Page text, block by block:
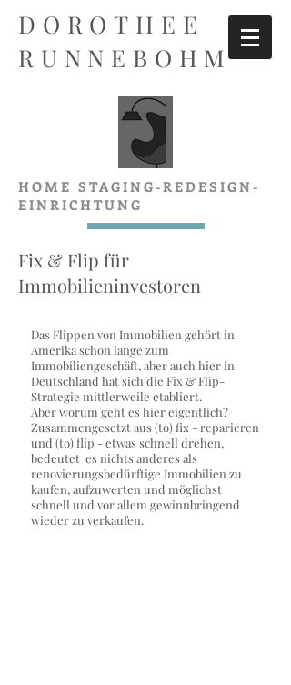
DOROTHEE
RUNNEBOHM
HOME STAGING-REDESIGN-
EINRICHTUNG
Fix & Flip für
Immobilieninvestoren
Das Flippen von Immobilien gehört in
Amerika schon lange zum
Immobiliengeschäft, aber auch hier in
Deutschland hat sich die Fix & Flip-
Strategie mittlerweile etabliert.
Aber worum geht es hier eigentlich?
Zusammengesetzt aus (to) fix - reparieren
und (to) flip - etwas schnell drehen,
bedeutet es nichts anderes als
renovierungsbedürftige Immobilien zu
kaufen, aufzuwerten und möglichst
schnell und vor allem gewinnbringend
wieder zu verkaufen.